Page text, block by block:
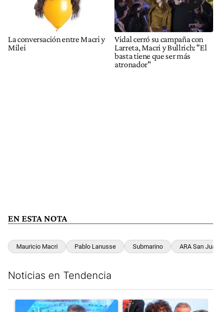
La conversación entre Macri y
Milei
Vidal cerró su campaña con
Larreta, Macri y Bullrich: "El
basta tiene que ser más
atronador"
EN ESTA NOTA
Mauricio Macri Pablo Lanusse Submarino ARA San Juan
Noticias en Tendencia
Un artículo de tendencia con el título "El Banco Central no
Un artículo de tendencia con